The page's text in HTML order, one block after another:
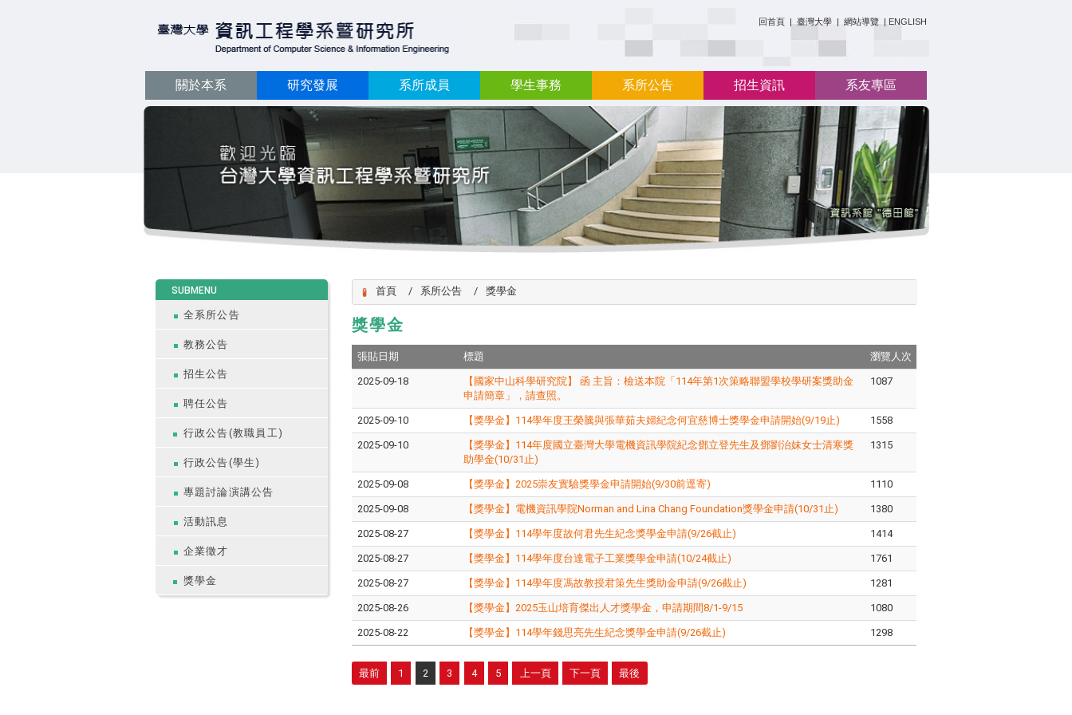
回首頁 | 臺灣大學 | 網站導覽 | ENGLISH
關於本系 研究發展 系所成員 學生事務 系所公告 招生資訊 系友專區
SUBMENU
全系所公告
教務公告
招生公告
聘任公告
行政公告(教職員工)
行政公告(學生)
專題討論演講公告
活動訊息
企業徵才
獎學金
首頁 系所公告 獎學金
獎學金
張貼日期 標題 瀏覽人次
2025-09-18
【國家中山科學研究院】 函 主旨：檢送本院「114年第1次策略聯盟學校學研案獎助金
申請簡章」，請查照。
1087
2025-09-10 【獎學金】114學年度王榮騰與張華茹夫婦紀念何宜慈博士獎學金申請開始(9/19止) 1558
2025-09-10
【獎學金】114年度國立臺灣大學電機資訊學院紀念鄧立登先生及鄧劉治妹女士清寒獎
助學金(10/31止)
1315
2025-09-08 【獎學金】2025崇友實驗獎學金申請開始(9/30前逕寄) 1110
2025-09-08 【獎學金】電機資訊學院Norman and Lina Chang Foundation獎學金申請(10/31止) 1380
2025-08-27 【獎學金】114學年度故何君先生紀念獎學金申請(9/26截止) 1414
2025-08-27 【獎學金】114學年度台達電子工業獎學金申請(10/24截止) 1761
2025-08-27 【獎學金】114學年度馮故教授君策先生獎助金申請(9/26截止) 1281
2025-08-26 【獎學金】2025玉山培育傑出人才獎學金，申請期間8/1-9/15 1080
2025-08-22 【獎學金】114學年錢思亮先生紀念獎學金申請(9/26截止) 1298
最前 1 2 3 4 5 上一頁 下一頁 最後